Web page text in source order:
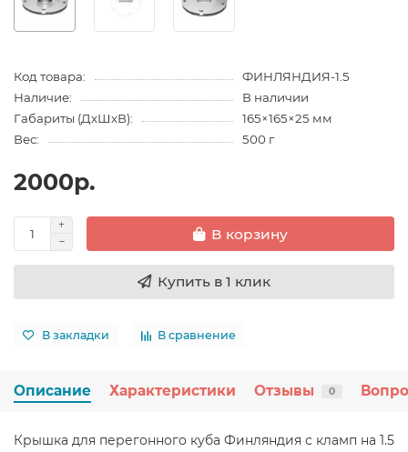
Код товара:
ФИНЛЯНДИЯ-1.5
Наличие:
В наличии
Габариты (ДхШхВ):
165×165×25 мм
Вес:
500 г
2000р.
В корзину
Купить в 1 клик
В закладки В сравнение
Описание Характеристики Отзывы 0
Крышка для перегонного куба Финляндия с кламп на 1.5